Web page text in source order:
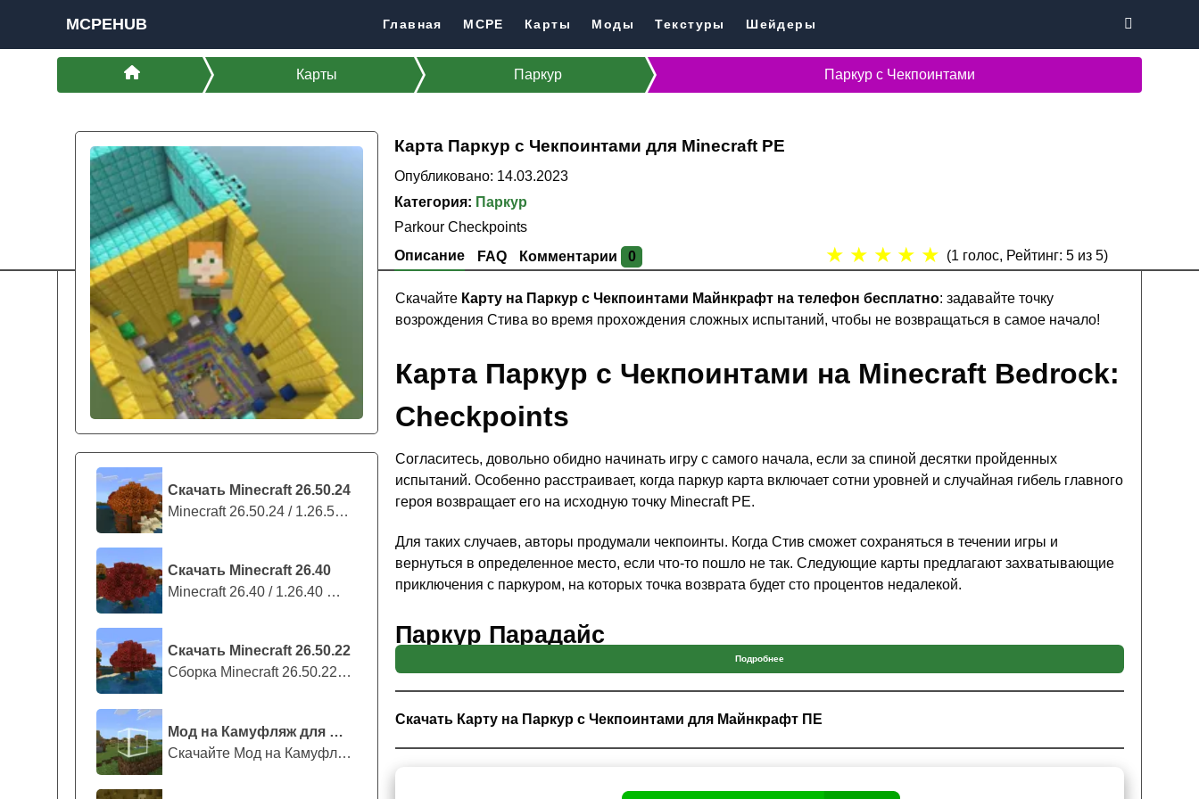
MCPEHUB Главная MCPE Карты Моды Текстуры Шейдеры
Карты Паркур Паркур с Чекпоинтами
Карта Паркур с Чекпоинтами для Minecraft PE
Опубликовано: 14.03.2023
Категория: Паркур
Parkour Сheckpoints
Описание
FAQ Комментарии 0 ★ ★ ★ ★ ★ (1 голос, Рейтинг: 5из 5)
Скачать Minecraft 26.50.24
Minecraft 26.50.24 / 1.26.50.24 предс...
Скачать Minecraft 26.40
Minecraft 26.40 / 1.26.40 — стабильны...
Скачать Minecraft 26.50.22
Сборка Minecraft 26.50.22 / 1.26.50.2...
Мод на Камуфляж для Майнкрафт ПЕ
Скачайте Мод на Камуфляж на Майнкрафт...
Скачайте Карту на Паркур с Чекпоинтами Майнкрафт на телефон бесплатно: задавайте точку
возрождения Стива во время прохождения сложных испытаний, чтобы не возвращаться в самое начало!
Карта Паркур с Чекпоинтами на Minecraft Bedrock:
Сheckpoints
Согласитесь, довольно обидно начинать игру с самого начала, если за спиной десятки пройденных
испытаний. Особенно расстраивает, когда паркур карта включает сотни уровней и случайная гибель главного
героя возвращает его на исходную точку Minecraft PE.
Для таких случаев, авторы продумали чекпоинты. Когда Стив сможет сохраняться в течении игры и
вернуться в определенное место, если что-то пошло не так. Следующие карты предлагают захватывающие
приключения с паркуром, на которых точка возврата будет сто процентов недалекой.
Паркур Парадайс
Отличная карта паркура, которая имеет не только чекпоинты, но иочень интересный сюжетв Майнкрафт
ПЕ. Тематика игры заключается в том, что Стив попадет в дом, где все выглядит и является больше, чем
должно быть во много раз.
Подробнее
Скачать Карту на Паркур с Чекпоинтами для Майнкрафт ПЕ